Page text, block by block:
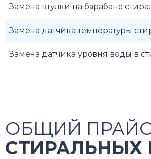
Замена втулки на барабане
Замена датчика температуры
Замена датчика уровня воды в
ОБЩИЙ
СТИРАЛЬНЫХ